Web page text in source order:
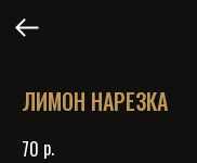
ЛИМОН НАРЕЗКА
70 р.